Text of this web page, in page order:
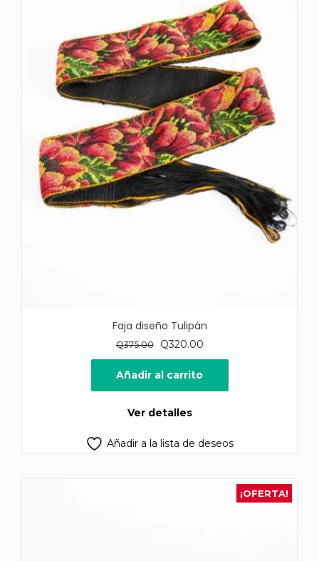
Faja diseño Tulipán
Q375.00
El
precio
original
era:
Q320.00El
precio
actual
es:
Añadir al carrito
Ver detalles
Añadir a la lista de deseos
¡OFERTA!